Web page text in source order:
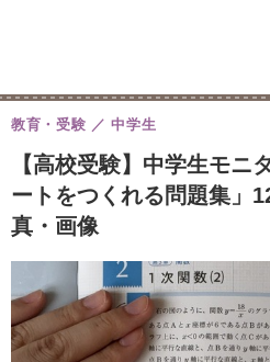
【高校受験】中学生モニ
ートをつくれる問題集」
真・画像
教育・受験 中学生